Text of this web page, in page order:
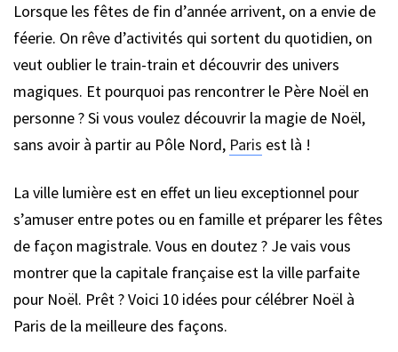
Lorsque les fêtes de fin d’année arrivent, on a envie de
féerie. On rêve d’activités qui sortent du quotidien, on
veut oublier le train-train et découvrir des univers
magiques. Et pourquoi pas rencontrer le Père Noël en
personne ? Si vous voulez découvrir la magie de Noël,
sans avoir à partir au Pôle Nord, Paris est là !
La ville lumière est en effet un lieu exceptionnel pour
s’amuser entre potes ou en famille et préparer les fêtes
de façon magistrale. Vous en doutez ? Je vais vous
montrer que la capitale française est la ville parfaite
pour Noël. Prêt ? Voici 10 idées pour célébrer Noël à
Paris de la meilleure des façons.